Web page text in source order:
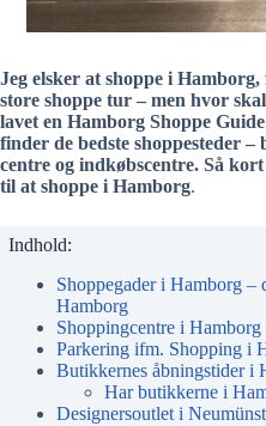
Jeg elsker at shoppe i
store shoppe tur – men hvor
lavet en Hamborg Shoppe
finder de bedste shoppesteder
centre og indkøbscentre. Så
til at shoppe i Hamborg.
Indhold:
Shoppegader i Hamborg –
Hamborg
Shoppingcentre i Hamborg
Parkering ifm. Shopping i
Butikkernes åbningstider i
Har butikkerne i
Designersoutlet i